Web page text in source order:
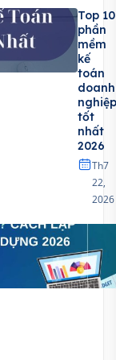
Top 10
phần
mềm
kế
toán
doanh
nghiệp
tốt
nhất
2026
Th7
22,
2026